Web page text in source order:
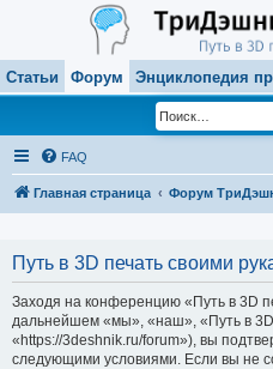
Статьи Форум Энциклопедия
FAQ
Главная страница Форум
Путь в 3D печать своими
Заходя на конференцию «Путь в 3D
дальнейшем «мы», «наш», «Путь в
«https://3deshnik.ru/forum»), вы
следующими условиями. Если вы не